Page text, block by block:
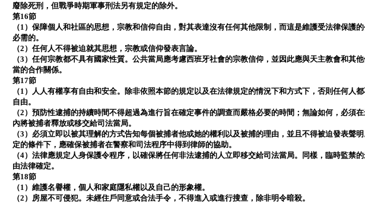
廢除死刑，但戰爭時期軍事刑法另有規定的除外。
第16節
（1）保障個人和社區的思想，宗教和信仰自由，對其表達沒有任何其他限制，而這是維護受法律保護
必需的。
（2）任何人不得被迫就其思想，宗教或信仰發表言論。
（3）任何宗教都不具有國家性質。公共當局應考慮西班牙社會的宗教信仰，並因此應與天主教會和其
當的合作關係。
第17節
（1）人人有權享有自由和安全。除非依照本節的規定以及在法律規定的情況下和方式下，否則任何人
自由。
（2）預防性逮捕的持續時間不得超過為進行旨在確定事件的調查而嚴格必要的時間；無論如何，必須
內將被捕者釋放或移交給司法當局。
（3）必須立即以被其理解的方式告知每個被捕者他或她的權利以及被捕的理由，並且不得被迫發表聲
定的條件下，應確保被捕者在警察和司法程序中得到律師的協助。
（4）法律應規定人身保護令程序，以確保將任何非法逮捕的人立即移交給司法當局。同樣，臨時監禁
由法律確定。
第18節
（1）維護名譽權，個人和家庭隱私權以及自己的形象權。
（2）房屋不可侵犯。未經住戶同意或合法手令，不得進入或進行搜查，除非明令暗殺。